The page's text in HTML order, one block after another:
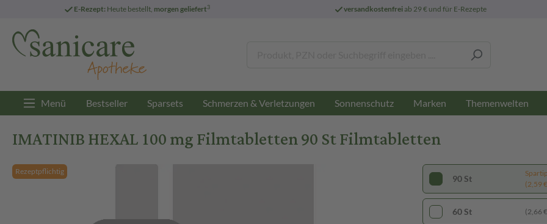
E-Rezept: Heute bestellt, morgen geliefert3 versandkostenfreiab 29 € und für E-Rezepte
Menü Bestseller Sparsets Schmerzen & Verletzungen Sonnenschutz Marken Themenwelten
IMATINIB HEXAL 100 mg Filmtabletten 90 St Filmtabletten
Rezeptpflichtig
90 St
(2,59
60 St (2,66